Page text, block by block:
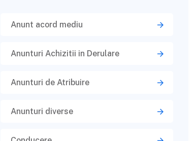
Anunt acord mediu
Anunturi Achizitii in Derulare
Anunturi de Atribuire
Anunturi diverse